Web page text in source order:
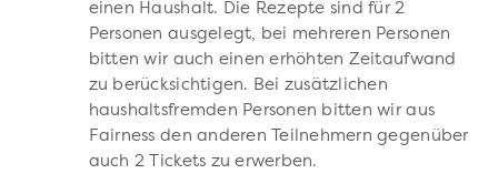
einen Haushalt. Die Rezepte sind für 2
Personen ausgelegt, bei mehreren Personen
bitten wir auch einen erhöhten Zeitaufwand
zu berücksichtigen. Bei zusätzlichen
haushaltsfremden Personen bitten wir aus
Fairness den anderen Teilnehmern gegenüber
auch 2 Tickets zu erwerben.